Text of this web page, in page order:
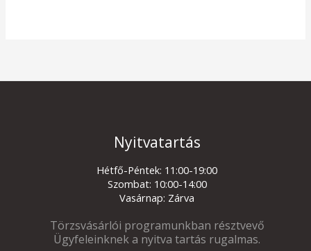
Nyitvatartás
Hétfő-Péntek: 11:00-19:00
Szombat: 10:00-14:00
Vasárnap: Zárva
Törzsvásárlói programunkban résztvevő
Ügyfeleinknek a nyitva tartás rugalmas.